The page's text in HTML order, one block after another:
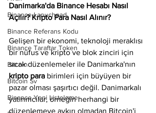
Binance Lanuchpad
Binance Referans Kodu
Binance Taraftar Token
Bitcoin
Bitcoin Sv
Binance Yeni Listeleme
Danimarka'da Binance Hesabı Nasıl
Açılır? Kripto Para Nasıl Alınır?
Gelişen bir ekonomi, teknoloji meraklısı
bir nüfus ve kripto ve blok zinciri için
sıcak düzenlemeler ile Danimarka'nın
kripto para birimleri için büyüyen bir
pazar olması şaşırtıcı değil. Danimarkalı
yatırımcılar, örneğin herhangi bir
düzenlemeye aykırı olmadan Bitcoin'i